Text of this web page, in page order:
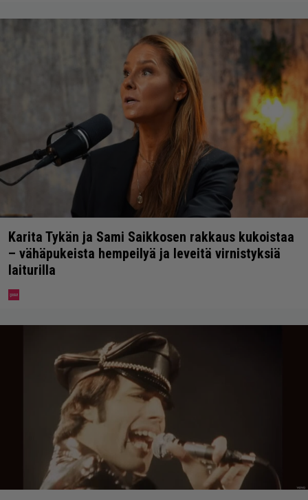
Karita Tykän ja Sami Saikkosen rakkaus kukoistaa
– vähäpukeista hempeilyä ja leveitä virnistyksiä
laiturilla